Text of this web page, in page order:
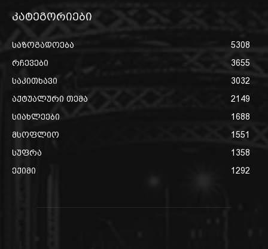
კატეგორიები
საზოგადოება
5308
რჩევები
3655
საკითხავი
3032
აქტუალური თემა
2149
სიახლეები
1688
მსოფლიო
1551
სუფრა
1358
ექიმი
1292